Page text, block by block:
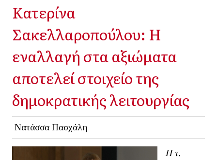
Κατερίνα
Σακελλαροπούλου: Η
εναλλαγή στα αξιώματα
αποτελεί στοιχείο της
δημοκρατικής λειτουργίας
Νατάσσα Πασχάλη
Η τ.